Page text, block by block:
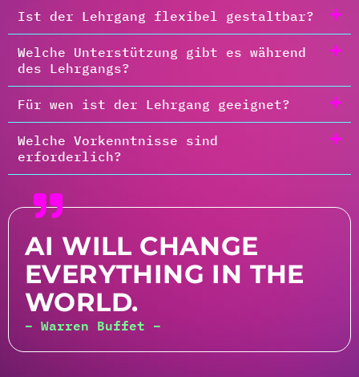
Ist der Lehrgang flexibel gestaltbar?
Welche Unterstützung gibt es während
des Lehrgangs?
Für wen ist der Lehrgang geeignet?
Welche Vorkenntnisse sind
erforderlich?
AI WILL CHANGE
EVERYTHING IN THE
WORLD.
– Warren Buffet –